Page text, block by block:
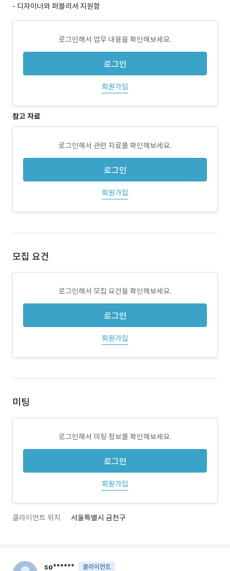
- 디자이너와 퍼블리셔 지원함
로그인해서 업무 내용을 확인해보세요.
로그인
회원가입
참고 자료
로그인해서 관련 자료를 확인해보세요.
로그인
회원가입
모집 요건
로그인해서 모집 요건을 확인해보세요.
로그인
회원가입
미팅
로그인해서 미팅 정보를 확인해보세요.
로그인
회원가입
클라이언트 위치 서울특별시 금천구
so****** 클라이언트